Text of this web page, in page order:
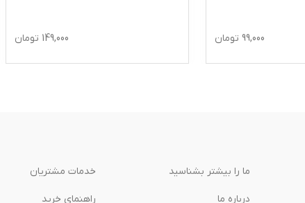
99,000 تومان 149,000 تومان
ما را بیشتر بشناسید
درباره‌ ما
خدمات مشتریان
راهنمای خرید